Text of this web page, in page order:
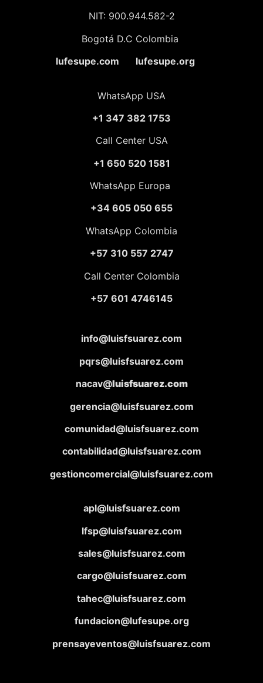
NIT: 900.944.582-2
Bogotá D.C Colombia
lufesupe.com lufesupe.org
WhatsApp USA
+1 347 382 1753
Call Center USA
+1 650 520 1581
WhatsApp Europa
+34 605 050 655
WhatsApp Colombia
+57 310 557 2747
Call Center Colombia
+57 601 4746145
info@luisfsuarez.com
pqrs@luisfsuarez.com
nacav@luisfsuarez.com
gerencia@luisfsuarez.com
comunidad@luisfsuarez.com
contabilidad@luisfsuarez.com
gestioncomercial@luisfsuarez.com
apl@luisfsuarez.com
lfsp@luisfsuarez.com
sales@luisfsuarez.com
cargo@luisfsuarez.com
tahec@luisfsuarez.com
fundacion@lufesupe.org
prensayeventos@luisfsuarez.com